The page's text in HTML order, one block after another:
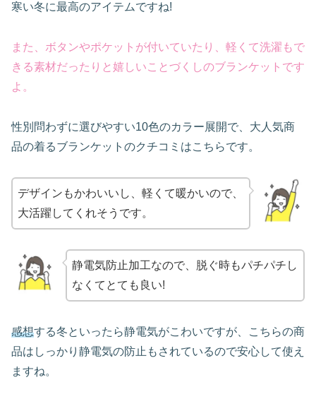
寒い冬に最高のアイテムですね!
また、ボタンやポケットが付いていたり、軽くて洗濯もで
きる素材だったりと嬉しいことづくしのブランケットです
よ 。
性別問わずに選びやすい10色のカラー展開で、大人気商
品の着るブランケットのクチコミはこちらです。
デザインもかわいいし、軽くて暖かいので、
大活躍してくれそうです。
静電気防止加工なので、脱ぐ時もパチパチし
なくてとても良い!
感想する冬といったら静電気がこわいですが、こちらの商
品はしっかり静電気の防止もされているので安心して使え
ますね。